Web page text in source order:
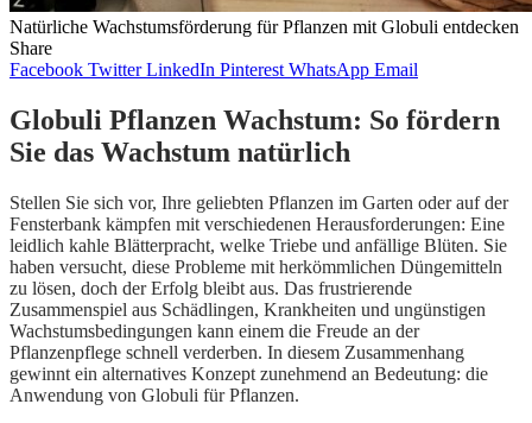
Natürliche Wachstumsförderung für Pflanzen mit Globuli entdecken
Share
Facebook Twitter LinkedIn Pinterest WhatsApp Email
Globuli Pflanzen Wachstum: So fördern
Sie das Wachstum natürlich
Stellen Sie sich vor, Ihre geliebten Pflanzen im Garten oder auf der
Fensterbank kämpfen mit verschiedenen Herausforderungen: Eine
leidlich kahle Blätterpracht, welke Triebe und anfällige Blüten. Sie
haben versucht, diese Probleme mit herkömmlichen Düngemitteln
zu lösen, doch der Erfolg bleibt aus. Das frustrierende
Zusammenspiel aus Schädlingen, Krankheiten und ungünstigen
Wachstumsbedingungen kann einem die Freude an der
Pflanzenpflege schnell verderben. In diesem Zusammenhang
gewinnt ein alternatives Konzept zunehmend an Bedeutung: die
Anwendung von Globuli für Pflanzen.